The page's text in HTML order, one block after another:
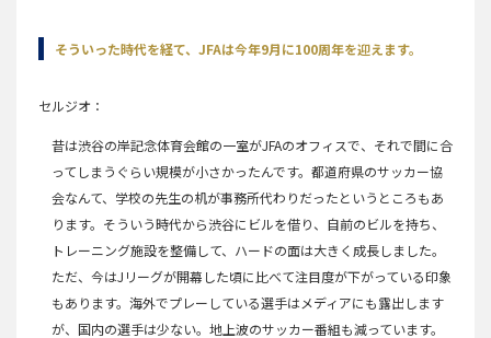
そういった時代を経て、JFAは今年9月に100周年を迎えます。
セルジオ
昔は渋谷の岸記念体育会館の一室がJFAのオフィスで、それで間に合
ってしまうぐらい規模が小さかったんです。都道府県のサッカー協
会なんて、学校の先生の机が事務所代わりだったというところもあ
ります。そういう時代から渋谷にビルを借り、自前のビルを持ち、
トレーニング施設を整備して、ハードの面は大きく成長しました。
ただ、今はJリーグが開幕した頃に比べて注目度が下がっている印象
もあります。海外でプレーしている選手はメディアにも露出します
が、国内の選手は少ない。地上波のサッカー番組も減っています。